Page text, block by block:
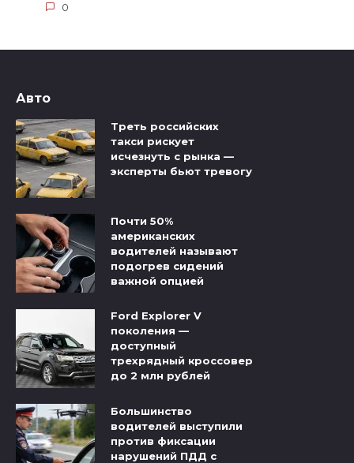
0
Авто
Треть российских
такси рискует
исчезнуть с рынка —
эксперты бьют тревогу
Почти 50%
американских
водителей называют
подогрев сидений
важной опцией
Ford Explorer V
поколения —
доступный
трехрядный кроссовер
до 2 млн рублей
Большинство
водителей выступили
против фиксации
нарушений ПДД с